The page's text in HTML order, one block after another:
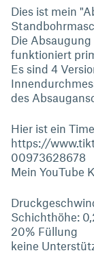
Dies ist mein
Die
funktioniert
Es sind 4
des
Hier ist ein
https://
00973628678
Mein YouTube
Schichthöhe:
20% Füllung
keine